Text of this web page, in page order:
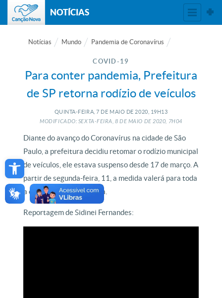
Open toolbar
NOTÍCIAS
Notícias Mundo Pandemia de Coronavírus
COVID-19
Para conter pandemia, Prefeitura
de SP retorna rodízio de veículos
QUINTA-FEIRA, 7 DE MAIO DE 2020, 19H13
MODIFICADO: SEXTA-FEIRA, 8 DE MAIO DE2020, 7H04
Diante do avanço do Coronavírus na cidade de São
Paulo, a prefeitura decidiu retomar o rodízio municipal
de veículos, ele estava suspenso desde 17 de março. A
partir de segunda-feira, 11, a medida valerá para toda
a cidade, 24 horas por dia.
Reportagem de Sidinei Fernandes: